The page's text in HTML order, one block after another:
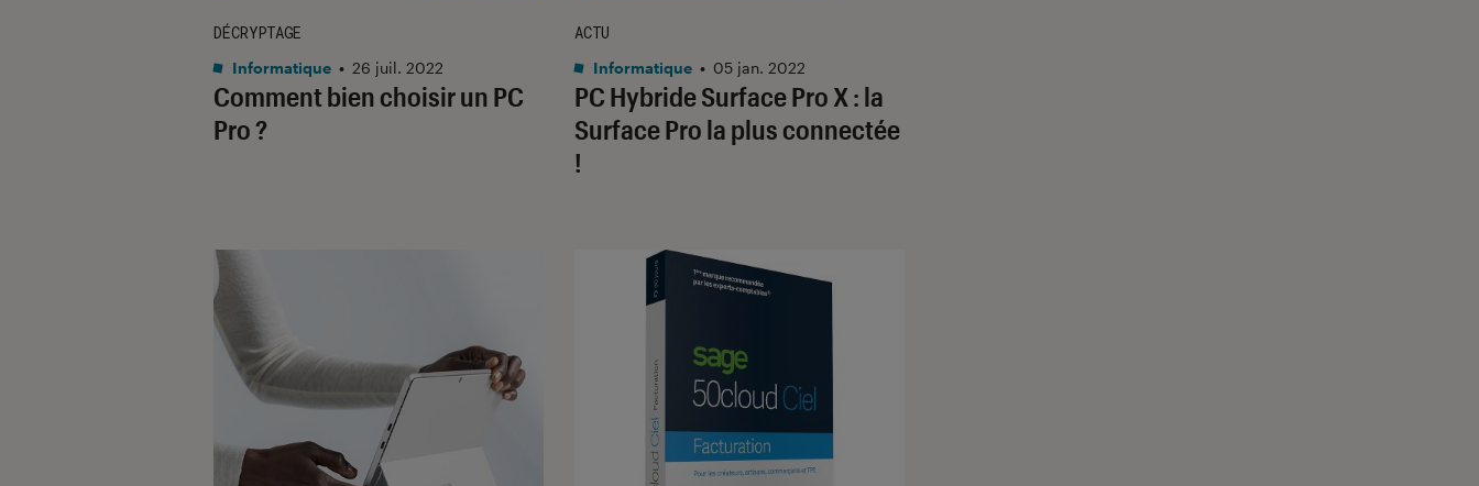
Comment bien choisir un PC
Pro ?
DÉCRYPTAGE
Informatique • 26 juil. 2022
PC Hybride Surface Pro X : la
Surface Pro la plus connectée
!
ACTU
Informatique • 05 jan. 2022